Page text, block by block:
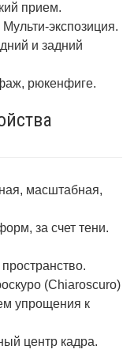
прием.
экспозиция.
и задний
рюкенфиге.
масштабная,
за счет тени.
(Chiaroscuro)
упрощения к
центр кадра.